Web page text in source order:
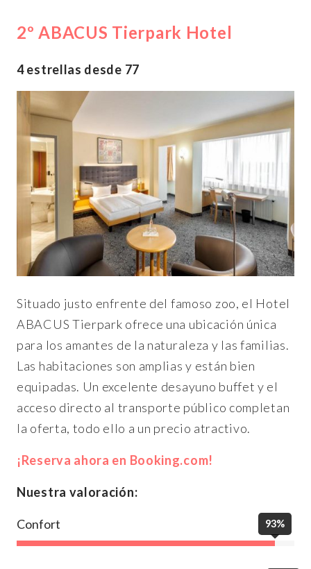
2º ABACUS Tierpark Hotel
4 estrellas desde 77
Situado justo enfrente del famoso zoo, el Hotel
ABACUS Tierpark ofrece una ubicación única
para los amantes de la naturaleza y las familias.
Las habitaciones son amplias y están bien
equipadas. Un excelente desayuno buffet y el
acceso directo al transporte público completan
la oferta, todo ello a un precio atractivo.
¡Reserva ahora en Booking.com!
Nuestra valoración:
Confort 93%